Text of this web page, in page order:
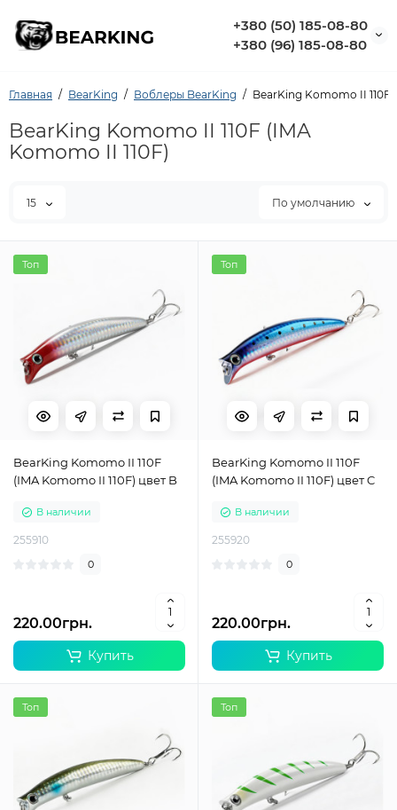
+380 (50) 185-08-80
+380 (96) 185-08-80
Главная BearKing Воблеры BearKing BearKing Komomo II 110F
BearKing Komomo II 110F (IMA
Komomo II 110F)
15 По умолчанию
Топ
BearKing Komomo II 110F
(IMA Komomo II 110F) цвет B
В наличии
255910
0
220.00грн.
Купить
Топ
BearKing Komomo II 110F
(IMA Komomo II 110F) цвет C
В наличии
255920
0
220.00грн.
Купить
Топ Топ